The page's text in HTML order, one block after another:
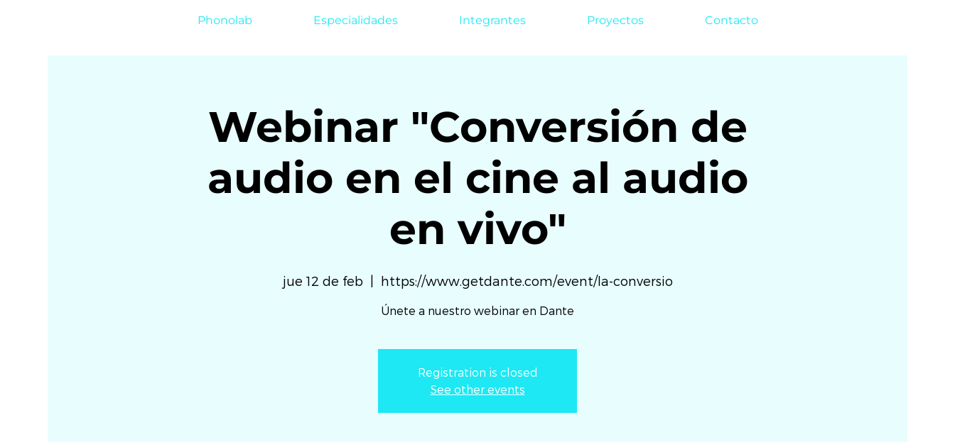
Phonolab Especialidades Integrantes Proyectos Contacto
Webinar "Conversión de
audio en el cine al audio
en vivo"
jue 12 de feb https://www.getdante.com/event/la-conversio
Únete a nuestro webinar en Dante
Registration is closed
See other events